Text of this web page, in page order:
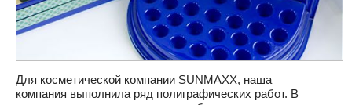
Для косметической компании SUNMAXX, наша
компания выполнила ряд полиграфических работ. В